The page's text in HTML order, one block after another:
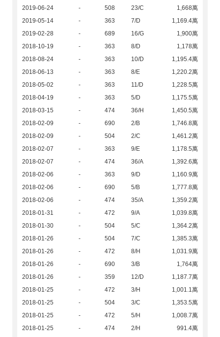
2019-06-24
- 508 23/C
1,668萬
2019-05-14
- 363 7/D
1,169.4萬
2019-02-28
- 689 16/G
1,900萬
2018-10-19
- 363 8/D
1,178萬
2018-08-24
- 363 10/D
1,195.4萬
2018-06-13
- 363 8/E
1,220.2萬
2018-05-02
- 363 11/D
1,228.5萬
2018-04-19
- 363 5/D
1,175.5萬
2018-03-15
- 474 36/H
1,450.5萬
2018-02-09
- 690 2/B
1,746.8萬
2018-02-09
- 504 2/C
1,461.2萬
2018-02-07
- 363 9/E
1,178.5萬
2018-02-07
- 474 36/A
1,392.6萬
2018-02-06
- 363 9/D
1,160.9萬
2018-02-06
- 690 5/B
1,777.8萬
2018-02-06
- 474 35/A
1,359.2萬
2018-01-31
- 472 9/A
1,039.8萬
2018-01-30
- 504 5/C
1,364.2萬
2018-01-26
- 504 7/C
1,385.3萬
2018-01-26
- 472 8/H
1,031.9萬
2018-01-26
- 690 3/B
1,764萬
2018-01-26
- 359 12/D
1,187.7萬
2018-01-25
- 472 3/H
1,001.1萬
2018-01-25
- 504 3/C
1,353.5萬
2018-01-25
- 472 5/H
1,008.7萬
2018-01-25
- 474 2/H
991.4萬